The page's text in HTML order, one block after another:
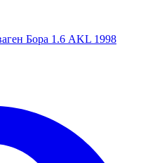
Бора 1.6 AKL 1998